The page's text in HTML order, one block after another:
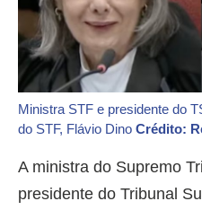
Ministra STF e presidente do
do STF, Flávio Dino Crédito:
A ministra do Supremo
presidente do Tribunal